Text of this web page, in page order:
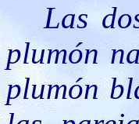
Las
plumón
plumón